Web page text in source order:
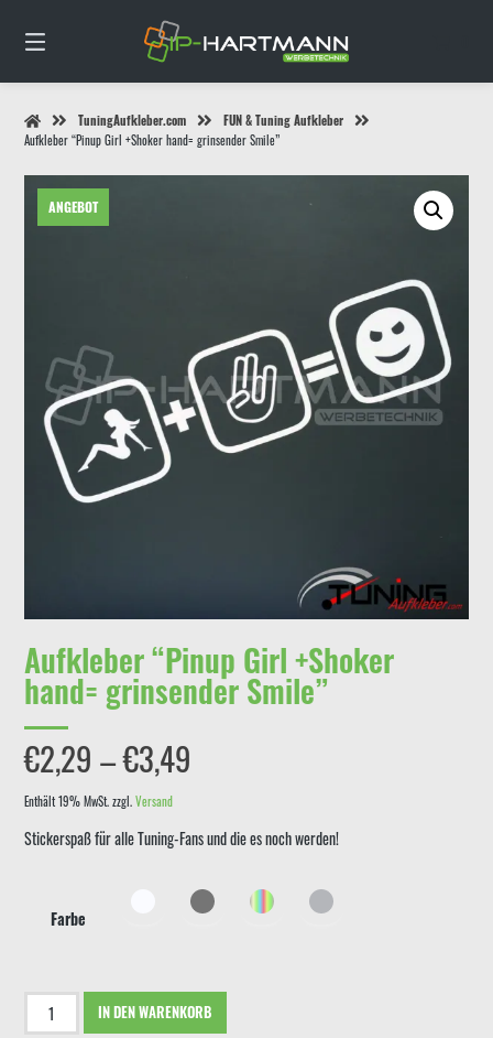
Inhalt
TuningAufkleber.com
FUN & Tuning Aufkleber
Aufkleber “Pinup Girl +Shoker hand= grinsender Smile”
ANGEBOT
Aufkleber “Pinup Girl +Shoker
hand= grinsender Smile”
€2,29 –€3,49
bis
€3,49
Enthält 19% MwSt. zzgl.Versand
Stickerspaß für alle Tuning-Fans und die es noch werden!
Farbe
Aufkleber
"Pinup
IN DEN WARENKORB